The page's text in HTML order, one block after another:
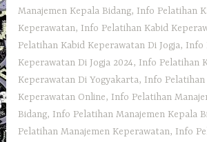
Manajemen Kepala Bidang, Info Pelatihan
Keperawatan, Info Pelatihan Kabid
Pelatihan Kabid Keperawatan Di Jogja, Info
Keperawatan Di Jogja 2024, Info Pelatihan
Keperawatan Di Yogyakarta, Info Pelatihan
Keperawatan Online, Info Pelatihan
Bidang, Info Pelatihan Manajemen Kepala
Pelatihan Manajemen Keperawatan, Info